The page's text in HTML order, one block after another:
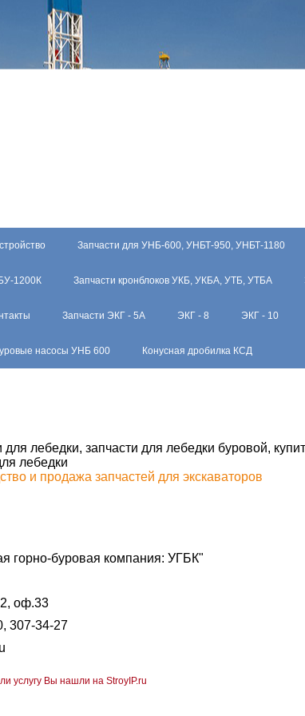
Запчасти для УНБ-600, УНБТ-950, УНБТ-1180
1200К Запчасти кронблоков УКБ, УКБА, УТБ, УТБА
Запчасти ЭКГ - 5А ЭКГ - 8 ЭКГ - 10
насосы УНБ 600 Конусная дробилка КСД
лебедки, запчасти для лебедки буровой,
лебедки
и продажа запчастей для экскаваторов
горно-буровая компания: УГБК"
оф.33
307-34-27
услугу Вы нашли на StroyIP.ru